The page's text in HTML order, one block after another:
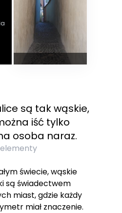
są tak wąskie,
iść tylko
osoba naraz.
elementy
świecie, wąskie
są świadectwem
miast, gdzie każdy
miał znaczenie.